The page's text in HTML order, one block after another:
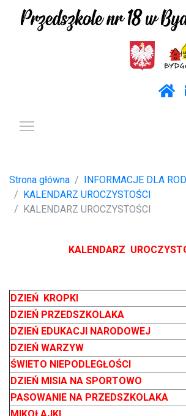
Strona główna
INFORMACJE DLA
KALENDARZ UROCZYSTOŚCI
KALENDARZ UROCZYSTOŚCI
KALENDARZ
DZIEŃ KROPKI
DZIEŃ PRZEDSZKOLAKA
DZIEŃ EDUKACJI NARODOWEJ
DZIEŃ WARZYW
ŚWIETO NIEPODLEGŁOŚCI
DZIEŃ MISIA NA SPORTOWO
PASOWANIE NA PRZEDSZKOLAKA